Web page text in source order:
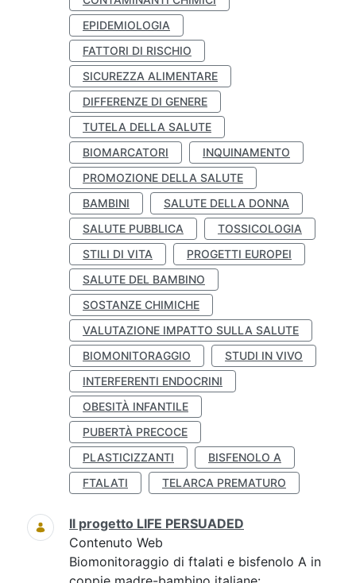
EPIDEMIOLOGIA
FATTORI DI RISCHIO
SICUREZZA ALIMENTARE
DIFFERENZE DI GENERE
TUTELA DELLA SALUTE
BIOMARCATORI
INQUINAMENTO
PROMOZIONE DELLA SALUTE
BAMBINI
SALUTE DELLA DONNA
SALUTE PUBBLICA
TOSSICOLOGIA
STILI DI VITA
PROGETTI EUROPEI
SALUTE DEL BAMBINO
SOSTANZE CHIMICHE
VALUTAZIONE IMPATTO SULLA SALUTE
BIOMONITORAGGIO
STUDI IN VIVO
INTERFERENTI ENDOCRINI
OBESITÀ INFANTILE
PUBERTÀ PRECOCE
PLASTICIZZANTI
BISFENOLO A
FTALATI
TELARCA PREMATURO
Il progetto LIFE PERSUADED
Contenuto Web
Biomonitoraggio di ftalati e bisfenolo A in